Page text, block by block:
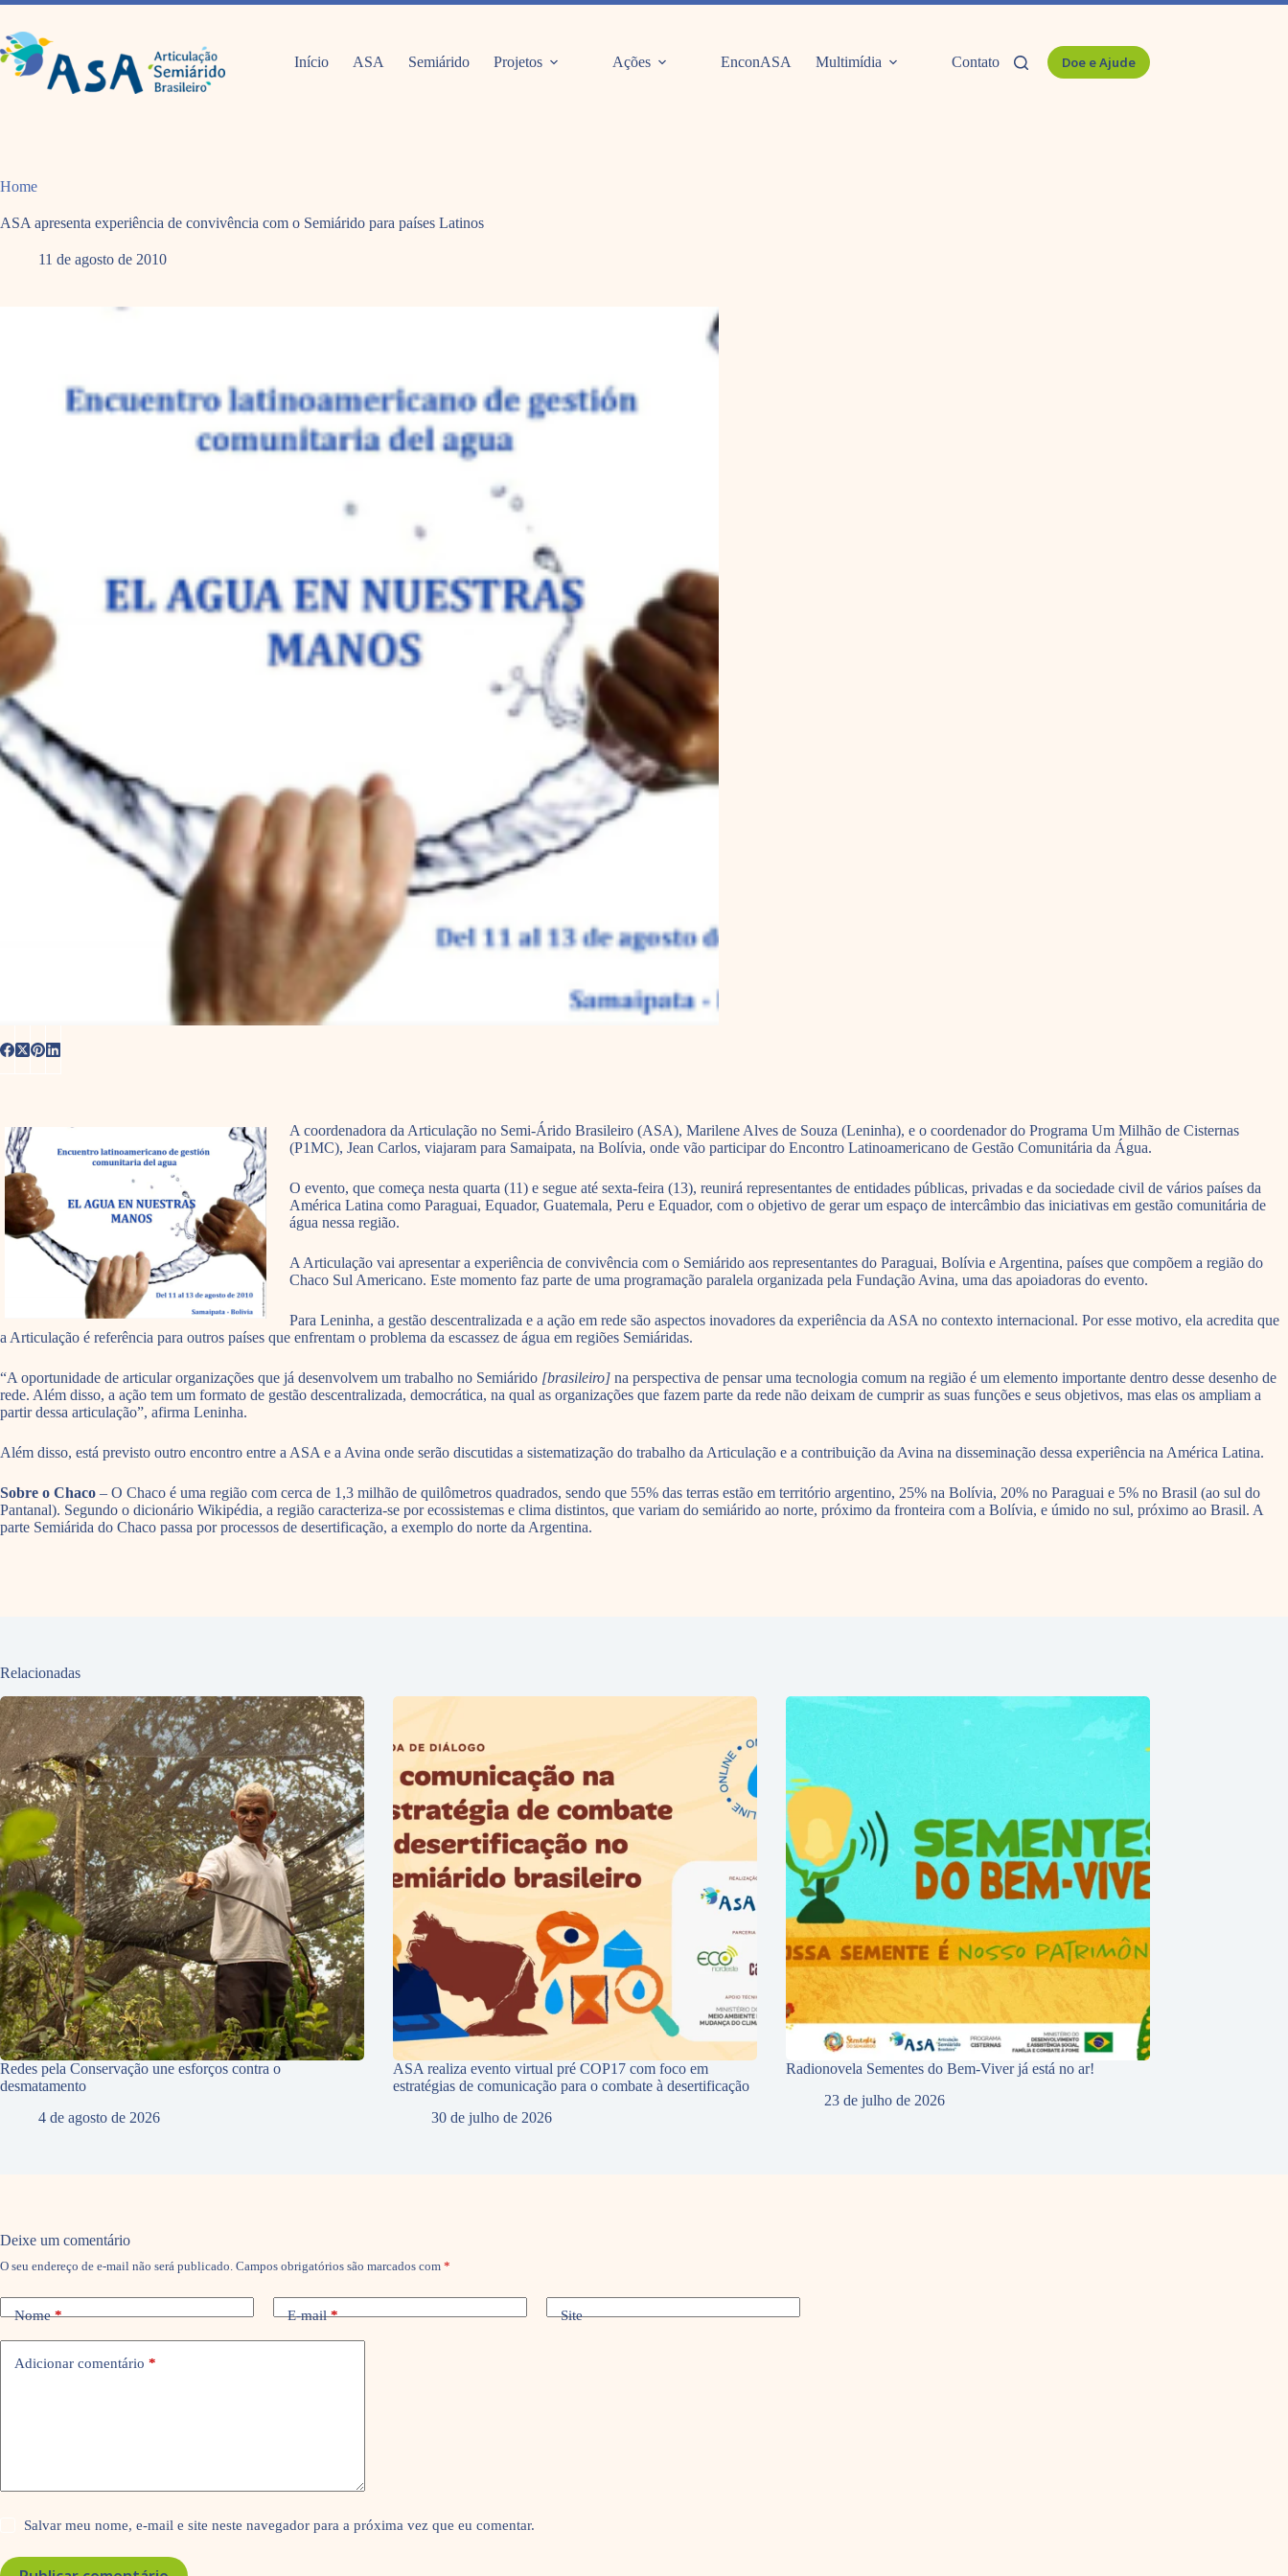
Pular
o
conteúdo
Início ASA Semiárido Projetos Ações EnconASA Multimídia Contato Doe e Ajude
Home
ASA apresenta experiência de convivência com o Semiárido para países Latinos
11 de agosto de 2010
A coordenadora da Articulação no Semi-Árido Brasileiro (ASA), Marilene Alves de Souza (Leninha), e o coordenador do Programa Um Milhão de Cisternas
(P1MC), Jean Carlos, viajaram para Samaipata, na Bolívia, onde vão participar do Encontro Latinoamericano de Gestão Comunitária da Água.
O evento, que começa nesta quarta (11) e segue até sexta-feira (13), reunirá representantes de entidades públicas, privadas e da sociedade civil de vários países da
América Latina como Paraguai, Equador, Guatemala, Peru e Equador, com o objetivo de gerar um espaço de intercâmbio das iniciativas em gestão comunitária de
água nessa região.
A Articulação vai apresentar a experiência de convivência com o Semiárido aos representantes do Paraguai, Bolívia e Argentina, países que compõem a região do
Chaco Sul Americano. Este momento faz parte de uma programação paralela organizada pela Fundação Avina, uma das apoiadoras do evento.
Para Leninha, a gestão descentralizada e a ação em rede são aspectos inovadores da experiência da ASA no contexto internacional. Por esse motivo, ela acredita que
a Articulação é referência para outros países que enfrentam o problema da escassez de água em regiões Semiáridas.
“A oportunidade de articular organizações que já desenvolvem um trabalho no Semiárido [brasileiro] na perspectiva de pensar uma tecnologia comum na região é um elemento importante dentro desse desenho de
rede. Além disso, a ação tem um formato de gestão descentralizada, democrática, na qual as organizações que fazem parte da rede não deixam de cumprir as suas funções e seus objetivos, mas elas os ampliam a
partir dessa articulação”, afirma Leninha.
Além disso, está previsto outro encontro entre a ASA e a Avina onde serão discutidas a sistematização do trabalho da Articulação e a contribuição da Avina na disseminação dessa experiência na América Latina.
Sobre o Chaco – O Chaco é uma região com cerca de 1,3 milhão de quilômetros quadrados, sendo que 55% das terras estão em território argentino, 25% na Bolívia, 20% no Paraguai e 5% no Brasil (ao sul do
Pantanal). Segundo o dicionário Wikipédia, a região caracteriza-se por ecossistemas e clima distintos, que variam do semiárido ao norte, próximo da fronteira com a Bolívia, e úmido no sul, próximo ao Brasil. A
parte Semiárida do Chaco passa por processos de desertificação, a exemplo do norte da Argentina.
Relacionadas
Redes pela Conservação une esforços contra o
desmatamento
4 de agosto de 2026
ASA realiza evento virtual pré COP17 com foco em
estratégias de comunicação para o combate à desertificação
30 de julho de 2026
Radionovela Sementes do Bem-Viver já está no ar!
23 de julho de 2026
Deixe um comentário
O seu endereço de e-mail não será publicado. Campos obrigatórios são marcados com *
Nome* E-mail* Site
Adicionar comentário *
Salvar meu nome, e-mail e site neste navegador para a próxima vez que eu comentar.